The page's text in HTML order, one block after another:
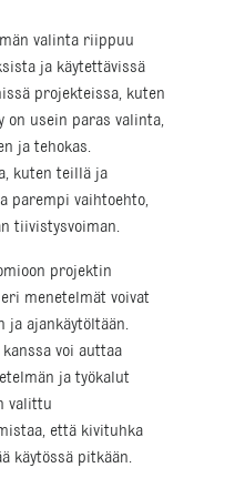
valinta riippuu
ja käytettävissä
projekteissa, kuten
on usein paras valinta,
ja tehokas.
kuten teillä ja
parempi vaihtoehto,
tiivistysvoiman.
projektin
menetelmät voivat
ja ajankäytöltään.
voi auttaa
ja työkalut
valittu
että kivituhka
käytössä pitkään.